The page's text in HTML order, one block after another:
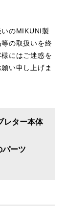
のMIKUNI製
の取扱いを終
にはご迷惑を
い申し上げま
レター本体
パーツ